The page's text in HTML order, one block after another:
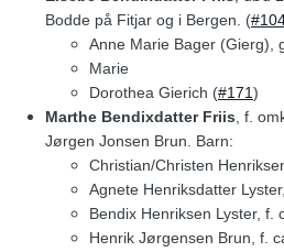
Bodde på Fitjar og i Bergen. (
Anne Marie Bager (Gierg),
Marie
Dorothea Gierich (#171)
Marthe Bendixdatter Friis , f.
Jørgen Jonsen Brun. Barn:
Christian/Christen
Agnete Henriksdatter
Bendix Henriksen Lyster, f.
Henrik Jørgensen Brun, f.